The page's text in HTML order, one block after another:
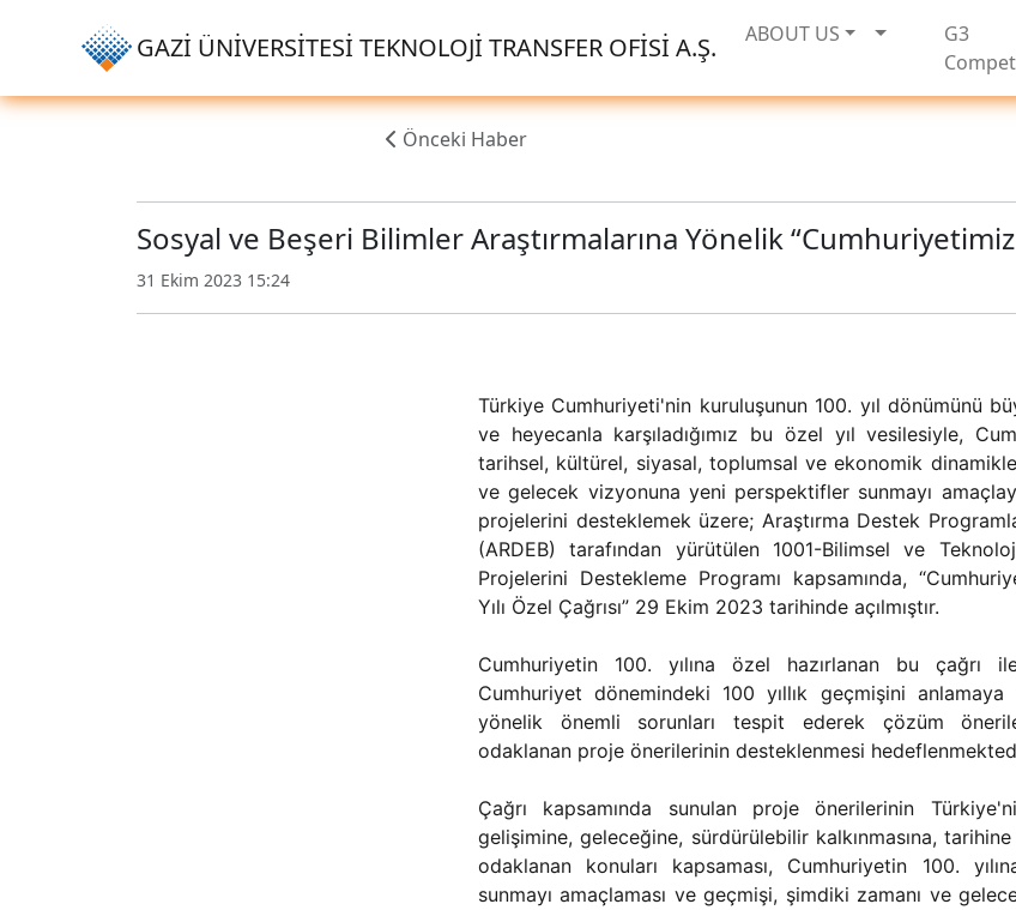
GAZİ ÜNİVERSİTESİ TEKNOLOJİ TRANSFER OFİSİ A.Ş. ABOUT US
G3
Önceki Haber
Sosyal ve Beşeri Bilimler Araştırmalarına Yönelik “Cumhuriyetimizin
31 Ekim 2023 15:24
Türkiye Cumhuriyeti'nin kuruluşunun 100. yıl dönümünü
ve heyecanla karşıladığımız bu özel yıl vesilesiyle,
tarihsel, kültürel, siyasal, toplumsal ve ekonomik
ve gelecek vizyonuna yeni perspektifler sunmayı
projelerini desteklemek üzere; Araştırma Destek
(ARDEB) tarafından yürütülen 1001-Bilimsel ve
Projelerini Destekleme Programı kapsamında,
Yılı Özel Çağrısı” 29 Ekim 2023 tarihinde açılmıştır.
Cumhuriyetin 100. yılına özel hazırlanan bu çağrı
Cumhuriyet dönemindeki 100 yıllık geçmişini
yönelik önemli sorunları tespit ederek çözüm
odaklanan proje önerilerinin desteklenmesi
Çağrı kapsamında sunulan proje önerilerinin
gelişimine, geleceğine, sürdürülebilir kalkınmasına,
odaklanan konuları kapsaması, Cumhuriyetin 100.
sunmayı amaçlaması ve geçmişi, şimdiki zamanı ve